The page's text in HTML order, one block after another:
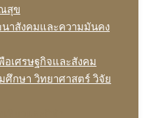
สุข
าสังคมและความมันคง
อเศรษฐกิจและสังคม
ศึกษา วิทยาศาสตร์ วิจัย